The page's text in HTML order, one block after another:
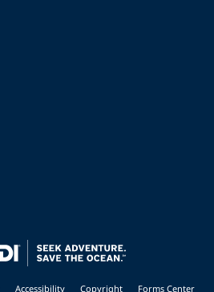
Accessibility Copyright Forms Center